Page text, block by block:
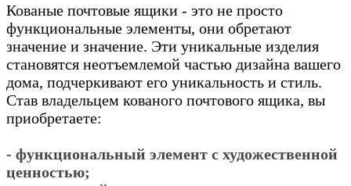
Кованые почтовые ящики - это не просто
функциональные элементы, они обретают
значение и значение. Эти уникальные изделия
становятся неотъемлемой частью дизайна вашего
дома, подчеркивают его уникальность и стиль.
Став владельцем кованого почтового ящика, вы
приобретаете:
- функциональный элемент с художественной
ценностью;